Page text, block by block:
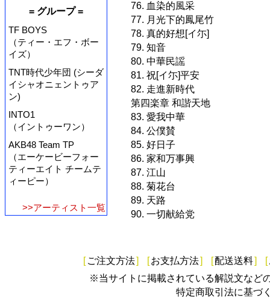
= グループ =
TF BOYS
（ティー・エフ・ボー
イズ）
TNT時代少年団 (シーダ
イシャオニェントゥア
ン)
INTO1
（イントゥーワン）
AKB48 Team TP
（エーケービーフォー
ティーエイト チームテ
ィーピー）
>>アーティスト一覧
76. 血染的風采
77. 月光下的鳳尾竹
78. 真的好想[イ尓]
79. 知音
80. 中華民謡
81. 祝[イ尓]平安
82. 走進新時代
第四楽章 和諧天地
83. 愛我中華
84. 公僕賛
85. 好日子
86. 家和万事興
87. 江山
88. 菊花台
89. 天路
90. 一切献給党
[ ご注文方法] [お支払方法] [配送送料] [
※当サイトに掲載されている解説文など
特定商取引法に基づ